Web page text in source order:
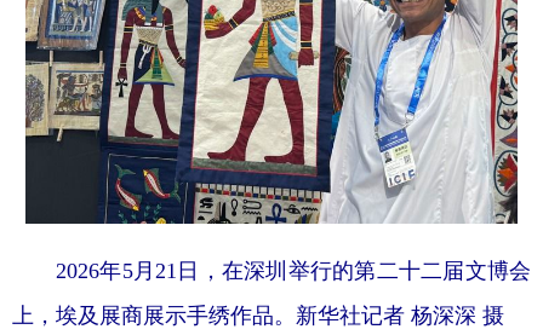
2026年5月21日，在深圳举行的第二十二届文博会
上，埃及展商展示手绣作品。新华社记者 杨深深 摄